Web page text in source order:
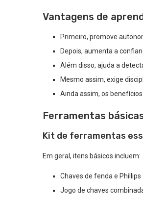
Vantagens de
Primeiro, promove
Depois, aumenta a
Além disso, ajuda a
Mesmo assim, exige
Ainda assim, os
Ferramentas
Kit de ferramentas
Em geral, itens básicos incluem:
Chaves de fenda e Phillips
Jogo de chaves